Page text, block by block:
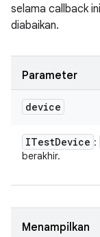
selama callback
diabaikan.
Parameter
device
ITestDevice :
berakhir.
Menampilkan